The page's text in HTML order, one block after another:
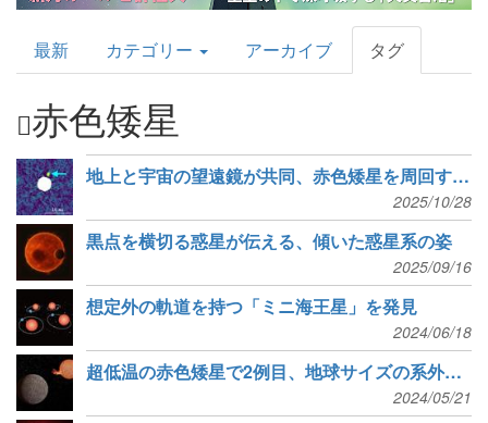
AstroArts
Topics
最新 カテゴリー アーカイブ タグ
赤色矮星
地上と宇宙の望遠鏡が共同、赤色矮星を周回する褐色矮星を発見
2025/10/28
黒点を横切る惑星が伝える、傾いた惑星系の姿
2025/09/16
想定外の軌道を持つ「ミニ海王星」を発見
2024/06/18
超低温の赤色矮星で2例目、地球サイズの系外惑星を発見
2024/05/21